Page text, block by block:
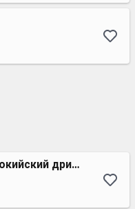
Бархатные тяги & Токийский дрифт